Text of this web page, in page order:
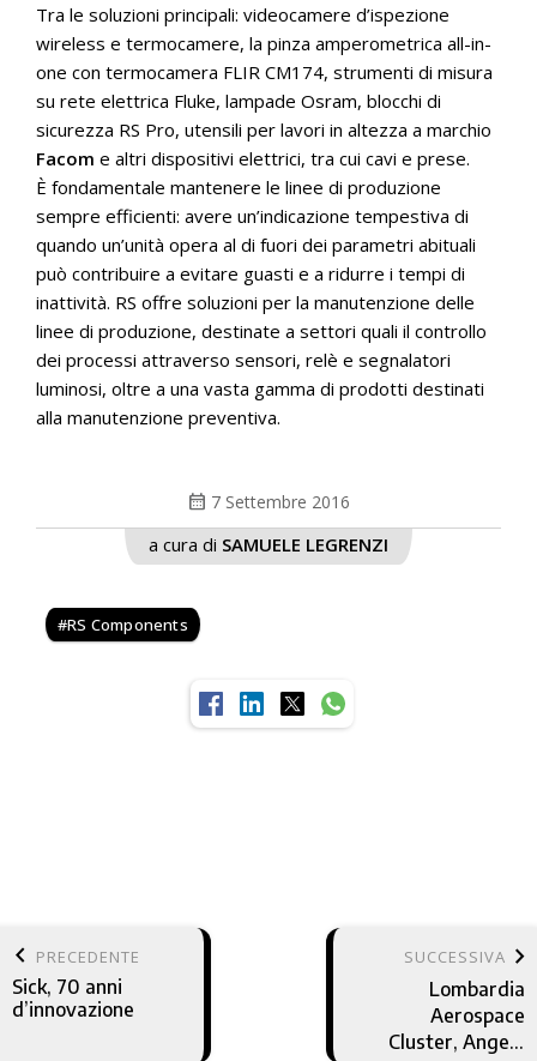
Tra le soluzioni principali: videocamere d’ispezione
wireless e termocamere, la pinza amperometrica all-in-
one con termocamera FLIR CM174, strumenti di misura
su rete elettrica Fluke, lampade Osram, blocchi di
sicurezza RS Pro, utensili per lavori in altezza a marchio
Facom e altri dispositivi elettrici, tra cui cavi e prese.
È fondamentale mantenere le linee di produzione
sempre efficienti: avere un’indicazione tempestiva di
quando un’unità opera al di fuori dei parametri abituali
può contribuire a evitare guasti e a ridurre i tempi di
inattività. RS offre soluzioni per la manutenzione delle
linee di produzione, destinate a settori quali il controllo
dei processi attraverso sensori, relè e segnalatori
luminosi, oltre a una vasta gamma di prodotti destinati
alla manutenzione preventiva.
calendar_month 7 Settembre 2016
a cura di SAMUELE LEGRENZI
RS Components
keyboard_arrow_left PRECEDENTE
Sick, 70 anni
d’innovazione
SUCCESSIVA keyboard_arrow_right
Lombardia
Aerospace
Cluster, Angelo